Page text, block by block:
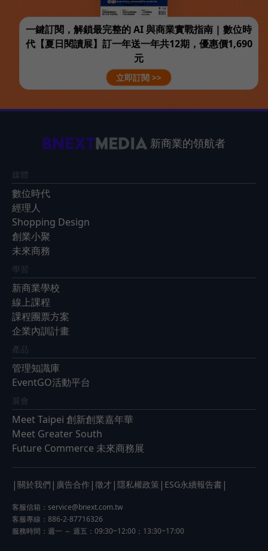
一鍵訂閱，解鎖最完整的 AI 與商業實戰指南 | 數位時
代【夏日閱讀展】訂一年送一年共12期，優惠價1,690
元
立即訂閱 >>
新商業的領航者
媒體
數位時代
經理人
Shopping Design
創業小聚
未來商務
學習
新商業學校
線上課程
課程團票方案
企業內訓計畫
產品
管理知識庫
EventGO活動平台
展會
Meet Taipei 創新創業嘉年華
Meet Greater South
Future Commerce 未來商務展
| 關於我們 | 廣告合作 | 徵才 | 隱私權政策 | ESG永續報告書 |
客服信箱： service@bnext.com.tw
客服專線：886-2-87716326
服務時間：週一 ～ 週五：09:30~12:00；13:30~17:00